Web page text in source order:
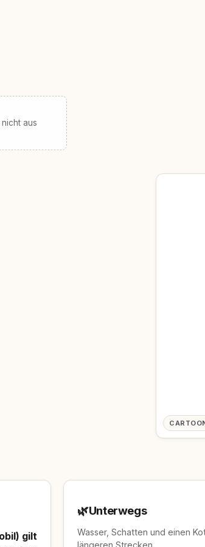
aus
gilt
🌿Unterwegs
Wasser, Schatten und einen
längeren Strecken.